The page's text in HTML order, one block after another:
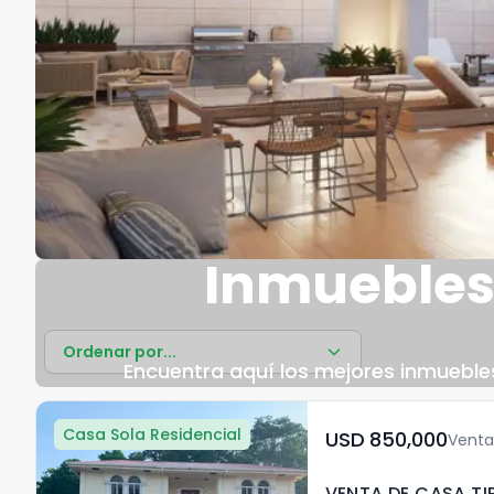
Encuentra aquí los mejores
Ordenar por...
Casa Sola Residencial USD	850,000Venta